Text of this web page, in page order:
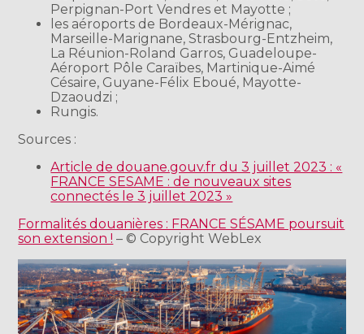
Perpignan-Port Vendres et Mayotte ;
les aéroports de Bordeaux-Mérignac,
Marseille-Marignane, Strasbourg-Entzheim,
La Réunion-Roland Garros, Guadeloupe-
Aéroport Pôle Caraïbes, Martinique-Aimé
Césaire, Guyane-Félix Eboué, Mayotte-
Dzaoudzi ;
Rungis.
Sources :
Article de douane.gouv.fr du 3 juillet 2023 : «
FRANCE SESAME : de nouveaux sites
connectés le 3 juillet 2023 »
Formalités douanières : FRANCE SÉSAME poursuit
son extension ! – © Copyright WebLex